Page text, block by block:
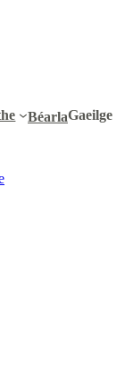
BéarlaGaeilge